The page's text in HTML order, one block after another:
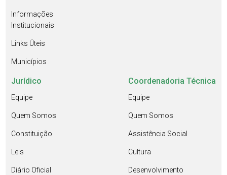
Informações
Institucionais
Links Úteis
Municípios
Jurídico
Equipe
Quem Somos
Constituição
Leis
Diário Oficial
Coordenadoria Técnica
Equipe
Quem Somos
Assistência Social
Cultura
Desenvolvimento